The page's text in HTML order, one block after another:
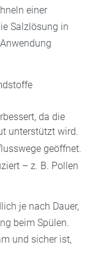
einer
Salzlösung in
da die
unterstützt wird.
geöffnet.
– z. B. Pollen
je nach Dauer,
beim Spülen.
und sicher ist,